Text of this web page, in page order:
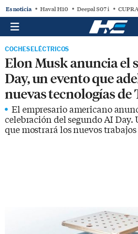
Es noticia Haval H10 Deepal S07 i
COCHES ELÉCTRICOS
Elon Musk anuncia el
Day, un evento que
nuevas tecnologías de
El empresario americano
celebración del segundo AI Day.
que mostrará los nuevos trabajos